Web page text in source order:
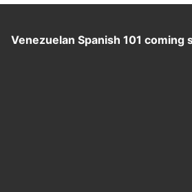
Venezuelan Spanish 101 coming